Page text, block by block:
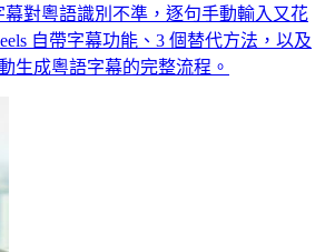
幕對粵語識別不準，逐句手動輸入又花
自帶字幕功能、3 個替代方法，以及
生成粵語字幕的完整流程。